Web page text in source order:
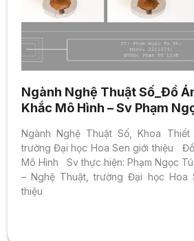
Ngành Nghệ Thuật Số_Đồ
Khắc Mô Hình – Sv Phạm
Ngành Nghệ Thuật Số, Khoa Thiết
trường Đại học Hoa Sen giới thiệu
Mô Hình Sv thực hiện: Phạm Ngọc
– Nghệ Thuật, trường Đại học Hoa
thiệu